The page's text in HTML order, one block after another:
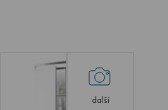
další